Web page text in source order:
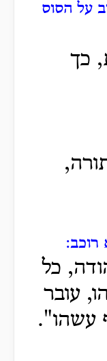
על הסוס
כך
רוכב:
כל
עובר
עשהו".